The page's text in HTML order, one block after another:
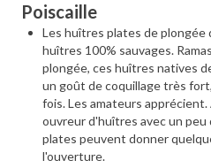
Poiscaille
Les huîtres plates de plongée
huîtres 100% sauvages.
plongée, ces huîtres natives
un goût de coquillage très
fois. Les amateurs
ouvreur d'huîtres avec un
plates peuvent donner
l'ouverture.